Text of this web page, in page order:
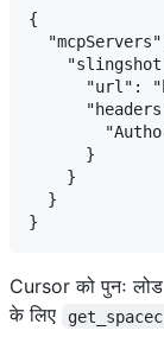
{
"url":
      }
    }
  }
Cursor को पुनः
के लिए